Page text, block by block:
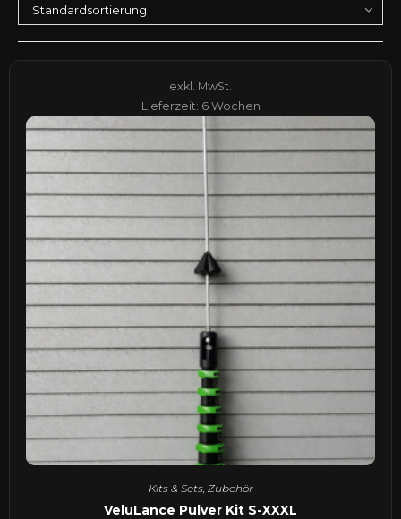
Standardsortierung
exkl. MwSt.
Lieferzeit: 6 Wochen
Kits & Sets, Zubehör
VeluLance Pulver Kit S-XXXL